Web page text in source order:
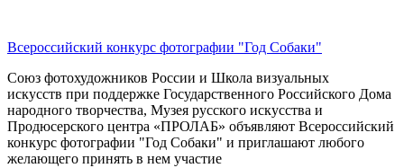
Всероссийский конкурс фотографии "Год Собаки"
Союз фотохудожников России и Школа визуальных
искусств при поддержке Государственного Российского Дома
народного творчества, Музея русского искусства и
Продюсерского центра «ПРОЛАБ» объявляют Всероссийский
конкурс фотографии "Год Собаки" и приглашают любого
желающего принять в нем участие